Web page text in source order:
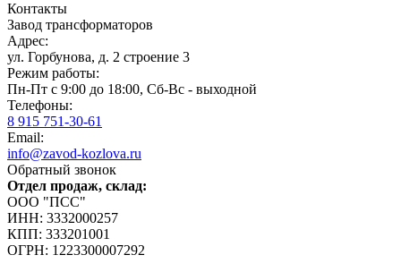
Контакты
Завод трансформаторов
Адрес:
ул. Горбунова, д. 2 строение 3
Режим работы:
Пн-Пт с 9:00 до 18:00, Сб-Вс - выходной
Телефоны:
8 915 751-30-61
Email:
info@zavod-kozlova.ru
Обратный звонок
Отдел продаж, склад:
ООО "ПСС"
ИНН: 3332000257
КПП: 333201001
ОГРН: 1223300007292